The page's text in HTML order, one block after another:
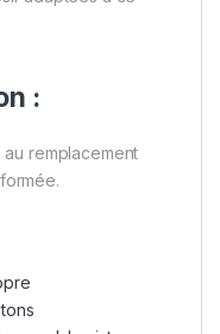
:
remplacement